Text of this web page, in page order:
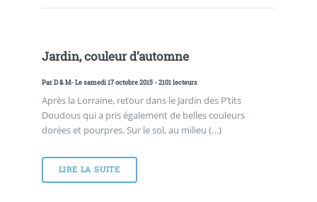
Jardin, couleur d’automne
ParD & M- Le samedi 17 octobre 2015 - 2101 lecteurs
Après la Lorraine, retour dans le Jardin des P’tits
Doudous qui a pris également de belles couleurs
dorées et pourpres. Sur le sol, au milieu (…)
LIRE LA SUITE